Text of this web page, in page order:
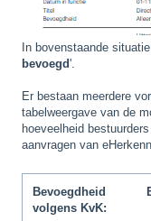
In bovenstaande
bevoegd'.
Er bestaan meerdere
tabelweergave van de
hoeveelheid
aanvragen van
Bevoegdheid
volgens KvK: